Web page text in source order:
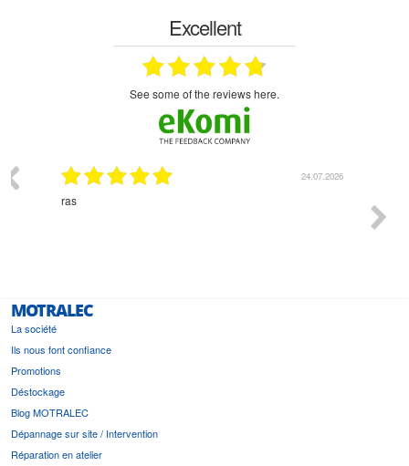
Excellent
see some of the reviews here.
24.07.2026
ras
MOTRALEC
La société
Ils nous font confiance
Promotions
Déstockage
Blog MOTRALEC
Dépannage sur site / Intervention
Réparation en atelier